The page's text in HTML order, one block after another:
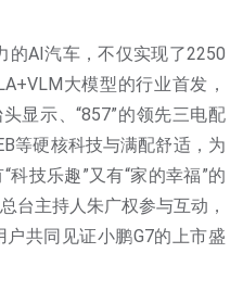
的AI汽车，不仅实现了2250
大模型的行业首发，
显示、“857”的领先三电配
等硬核科技与满配舒适，为
技乐趣”又有“家的幸福”的
台主持人朱广权参与互动，
共同见证小鹏G7的上市盛